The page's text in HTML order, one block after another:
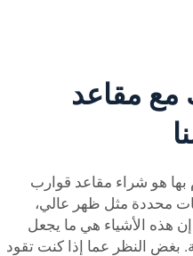
مع مقاعد
بها هو شراء مقاعد قوارب
محددة مثل ظهر عالي،
إن هذه الأشياء هي ما يجعل
بغض النظر عما إذا كنت تقود